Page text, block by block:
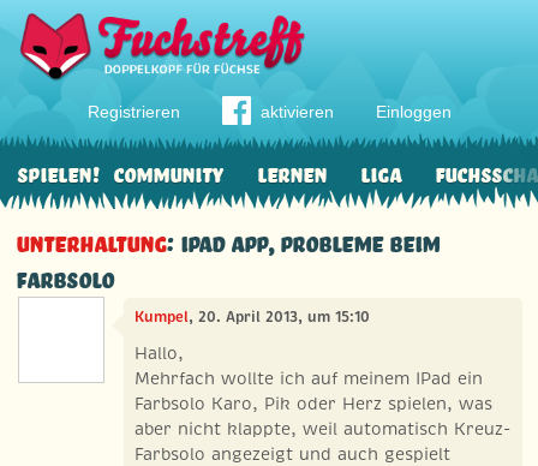
Registrieren aktivieren Einloggen
Community Lernen Liga
Spielen!
Unterhaltung: Ipad App, Probleme beim
Farbsolo
Kumpel, 20. April 2013, um 15:10
Hallo,
Mehrfach wollte ich auf meinem IPad ein
Farbsolo Karo, Pik oder Herz spielen, was
aber nicht klappte, weil automatisch Kreuz-
Farbsolo angezeigt und auch gespielt